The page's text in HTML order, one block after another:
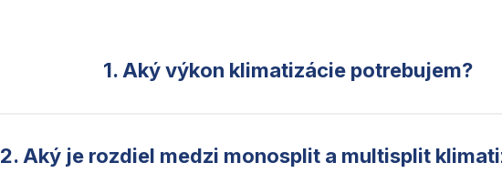
1. Aký výkon klimatizácie potrebujem?
2. Aký je rozdiel medzi monosplit a multisplit